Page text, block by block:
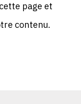
page et
contenu.